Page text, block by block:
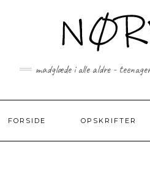
madglæde i alle aldre -
FORSIDE OPSKRIFTER